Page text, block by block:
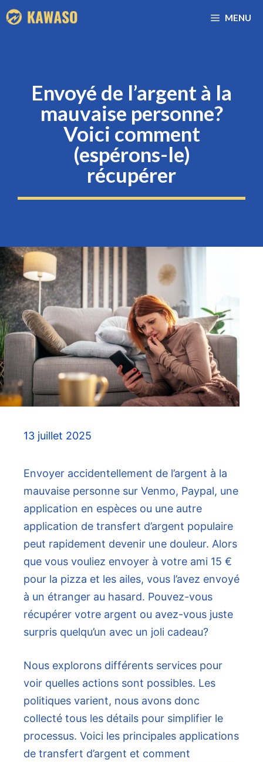
Aller
au
MENU
Envoyé de l’argent à la
mauvaise personne?
Voici comment
(espérons-le)
récupérer
13 juillet 2025
Envoyer accidentellement de l’argent à la
mauvaise personne sur Venmo, Paypal, une
application en espèces ou une autre
application de transfert d’argent populaire
peut rapidement devenir une douleur. Alors
que vous vouliez envoyer à votre ami 15 €
pour la pizza et les ailes, vous l’avez envoyé
à un étranger au hasard. Pouvez-vous
récupérer votre argent ou avez-vous juste
surpris quelqu’un avec un joli cadeau?
Nous explorons différents services pour
voir quelles actions sont possibles. Les
politiques varient, nous avons donc
collecté tous les détails pour simplifier le
processus. Voici les principales applications
de transfert d’argent et comment